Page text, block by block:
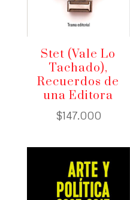
Stet (Vale Lo
Tachado),
Recuerdos de
una Editora
$147.000